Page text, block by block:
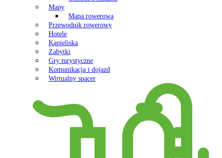
Mapy
Mapa rowerowa
Przewodnik rowerowy
Hotele
Kąpieliska
Zabytki
Gry turystyczne
Komunikacja i dojazd
Wirtualny spacer